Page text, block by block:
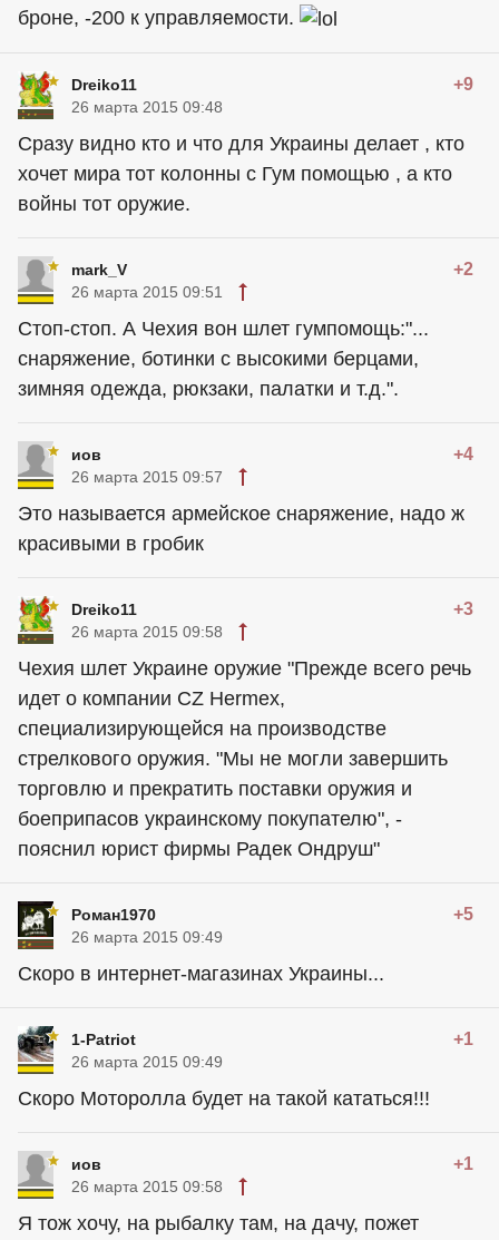
броне, -200 к управляемости.
Dreiko11 +9
26 марта 2015 09:48
Сразу видно кто и что для Украины делает , кто
хочет мира тот колонны с Гум помощью , а кто
войны тот оружие.
mark_V +2
26 марта 2015 09:51
Стоп-стоп. А Чехия вон шлет гумпомощь:"...
снаряжение, ботинки с высокими берцами,
зимняя одежда, рюкзаки, палатки и т.д.".
иов +4
26 марта 2015 09:57
Это называется армейское снаряжение, надо ж
красивыми в гробик
Dreiko11 +3
26 марта 2015 09:58
Чехия шлет Украине оружие "Прежде всего речь
идет о компании CZ Hermex,
специализирующейся на производстве
стрелкового оружия. "Мы не могли завершить
торговлю и прекратить поставки оружия и
боеприпасов украинскому покупателю", -
пояснил юрист фирмы Радек Ондруш"
Роман1970 +5
26 марта 2015 09:49
Скоро в интернет-магазинах Украины...
1-Patriot +1
26 марта 2015 09:49
Скоро Моторолла будет на такой кататься!!!
иов +1
26 марта 2015 09:58
Я тож хочу, на рыбалку там, на дачу, пожет